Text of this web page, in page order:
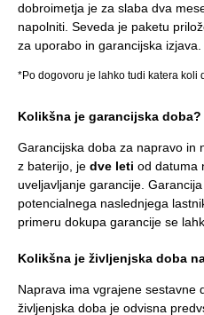
dobroimetja je za slaba dva
napolniti. Seveda je paketu
za uporabo in garancijska izjava.
*Po dogovoru je lahko tudi katera koli
Kolikšna je garancijska doba?
Garancijska doba za napravo in
z baterijo, je dve leti od datuma
uveljavljanje garancije.
potencialnega naslednjega
primeru dokupa garancije se
Kolikšna je življenjska doba
Naprava ima vgrajene sestavne
življenjska doba je odvisna